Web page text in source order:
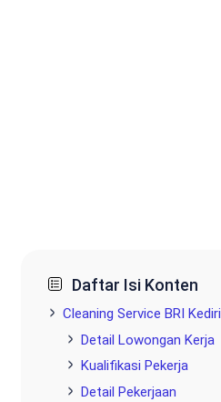
Daftar Isi Konten
Cleaning Service BRI Kediri
Detail Lowongan Kerja
Kualifikasi Pekerja
Detail Pekerjaan